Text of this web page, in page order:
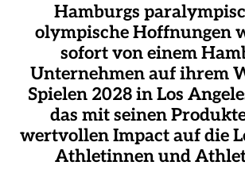
Hamburgs
olympische Hoffnungen
sofort von einem
Unternehmen auf ihrem
Spielen 2028 in Los
das mit seinen
wertvollen Impact auf die
Athletinnen und